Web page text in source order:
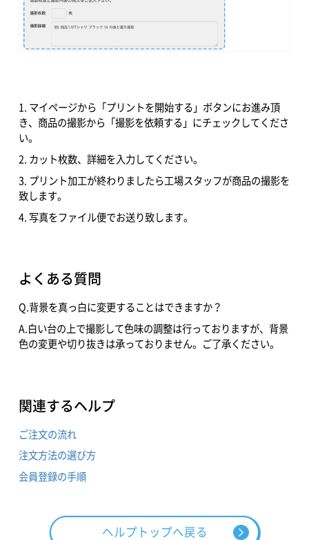
1. マイページから「プリントを開始する」ボタンにお進み頂
き、商品の撮影から「撮影を依頼する」にチェックしてくださ
い。
2. カット枚数、詳細を入力してください。
3. プリント加工が終わりましたら工場スタッフが商品の撮影を
致します。
4. 写真をファイル便でお送り致します。
よくある質問
Q.背景を真っ白に変更することはできますか？
A.白い台の上で撮影して色味の調整は行っておりますが、背景
色の変更や切り抜きは承っておりません。ご了承ください。
関連するヘルプ
ご注文の流れ
注文方法の選び方
会員登録の手順
ヘルプトップへ戻る